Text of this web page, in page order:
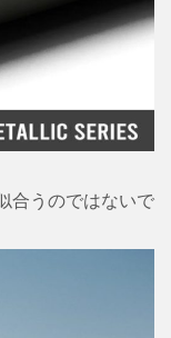
合うのではないで